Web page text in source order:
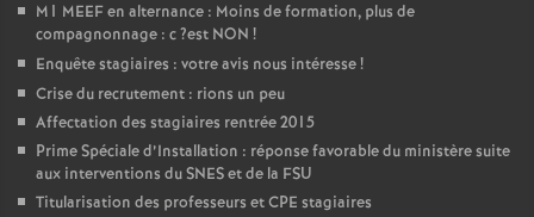
M1 MEEFen alternance : Moins de formation, plus de
compagnonnage : c?est NON !
Enquête stagiaires : votre avis nous intéresse!
Crise du recrutement : rions un peu
Affectation des stagiaires rentrée 2015
Prime Spéciale d’Installation : réponse favorable du ministère suite
aux interventions duSNESet de la FSU
Titularisation des professeurs etCPE stagiaires